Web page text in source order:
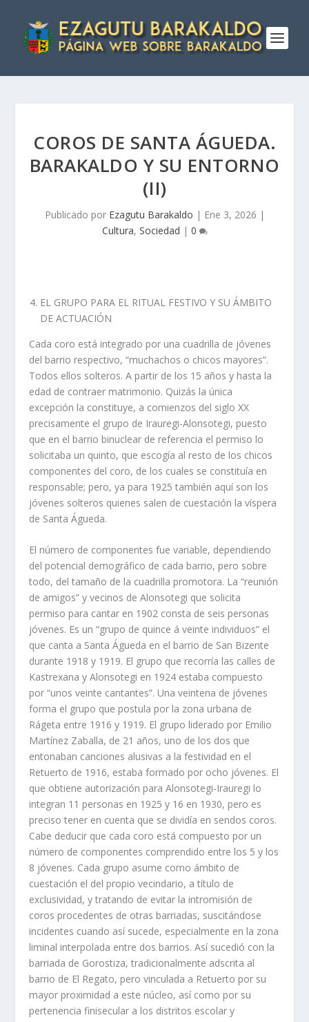
COROS DE SANTA ÁGUEDA.
BARAKALDO Y SU ENTORNO
(II)
Publicado por Ezagutu Barakaldo | Ene 3, 2026 |
Cultura, Sociedad | 0
EL GRUPO PARA EL RITUAL FESTIVO Y SU ÁMBITO
DE ACTUACIÓN
Cada coro está integrado por una cuadrilla de jóvenes
del barrio respectivo, “muchachos o chicos mayores”.
Todos ellos solteros. A partir de los 15 años y hasta la
edad de contraer matrimonio. Quizás la única
excepción la constituye, a comienzos del siglo XX
precisamente el grupo de Irauregi-Alonsotegi, puesto
que en el barrio binuclear de referencia el permiso lo
solicitaba un quinto, que escogía al resto de los chicos
componentes del coro, de los cuales se constituía en
responsable; pero, ya para 1925 también aquí son los
jóvenes solteros quienes salen de cuestación la víspera
de Santa Águeda.
El número de componentes fue variable, dependiendo
del potencial demográfico de cada barrio, pero sobre
todo, del tamaño de la cuadrilla promotora. La “reunión
de amigos” y vecinos de Alonsotegi que solicita
permiso para cantar en 1902 consta de seis personas
jóvenes. Es un “grupo de quince á veinte individuos” el
que canta a Santa Águeda en el barrio de San Bizente
durante 1918 y 1919. El grupo que recorría las calles de
Kastrexana y Alonsotegi en 1924 estaba compuesto
por “unos veinte cantantes”. Una veintena de jóvenes
forma el grupo que postula por la zona urbana de
Rágeta entre 1916 y 1919. El grupo liderado por Emilio
Martínez Zaballa, de 21 años, uno de los dos que
entonaban canciones alusivas a la festividad en el
Retuerto de 1916, estaba formado por ocho jóvenes. El
que obtiene autorización para Alonsotegi-Irauregi lo
integran 11 personas en 1925 y 16 en 1930, pero es
preciso tener en cuenta que se dividía en sendos coros.
Cabe deducir que cada coro está compuesto por un
número de componentes comprendido entre los 5 y los
8 jóvenes. Cada grupo asume como ámbito de
cuestación el del propio vecindario, a título de
exclusividad, y tratando de evitar la intromisión de
coros procedentes de otras barriadas, suscitándose
incidentes cuando así sucede, especialmente en la zona
liminal interpolada entre dos barrios. Así sucedió con la
barriada de Gorostiza, tradicionalmente adscrita al
barrio de El Regato, pero vinculada a Retuerto por su
mayor proximidad a este núcleo, así como por su
pertenencia finisecular a los distritos escolar y